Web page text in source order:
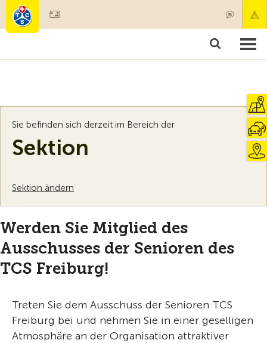
Mitgliedschaft & Leistungen
Sie befinden sich derzeit im Bereich der
Sektion
Sektion ändern
Werden Sie Mitglied des
Ausschusses der Senioren des
TCS Freiburg!
Treten Sie dem Ausschuss der Senioren TCS
Freiburg bei und nehmen Sie in einer geselligen
Atmosphäre an der Organisation attraktiver